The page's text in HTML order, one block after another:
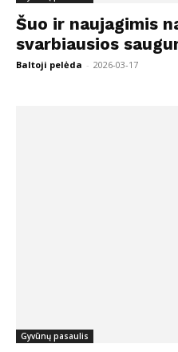
Šuo ir naujagimis
svarbiausios
Baltoji pelėda - 2026-03-17
Gyvūnų pasaulis